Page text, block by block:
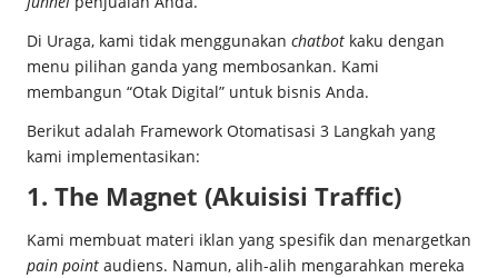
Di Uraga, kami tidak menggunakan chatbot kaku dengan
menu pilihan ganda yang membosankan. Kami
membangun “Otak Digital” untuk bisnis Anda.
Berikut adalah Framework Otomatisasi 3 Langkah yang
kami implementasikan:
1. The Magnet (Akuisisi Traffic)
Kami membuat materi iklan yang spesifik dan menargetkan
pain point audiens. Namun, alih-alih mengarahkan mereka